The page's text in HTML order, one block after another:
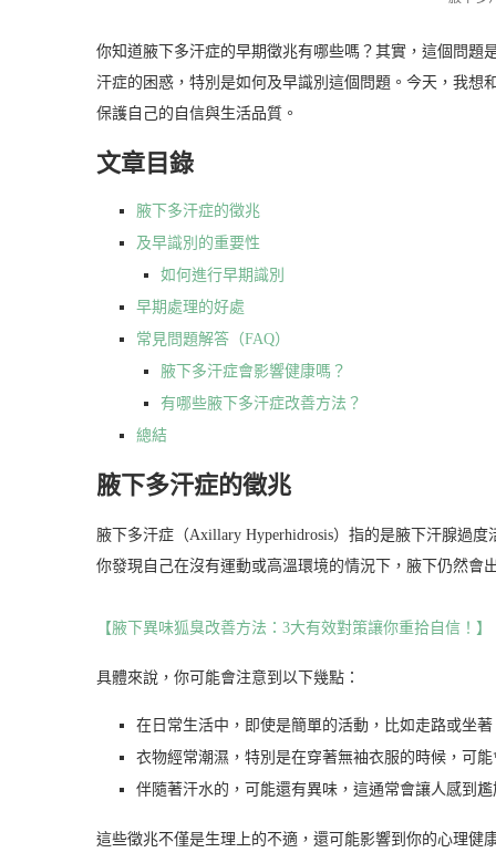
你知道腋下多汗症的早期徵兆有哪些嗎？其實，這個問題
汗症的困惑，特別是如何及早識別這個問題。今天，我想
保護自己的自信與生活品質。
文章目錄
腋下多汗症的徵兆
及早識別的重要性
如何進行早期識別
早期處理的好處
常見問題解答（FAQ）
腋下多汗症會影響健康嗎？
有哪些腋下多汗症改善方法？
總結
腋下多汗症的徵兆
腋下多汗症（Axillary Hyperhidrosis）指的是腋下汗腺過
你發現自己在沒有運動或高溫環境的情況下，腋下仍然會
【腋下異味狐臭改善方法：3大有效對策讓你重拾自信！】
具體來說，你可能會注意到以下幾點：
在日常生活中，即使是簡單的活動，比如走路或坐
衣物經常潮濕，特別是在穿著無袖衣服的時候，可
伴隨著汗水的，可能還有異味，這通常會讓人感到尷
這些徵兆不僅是生理上的不適，還可能影響到你的心理健